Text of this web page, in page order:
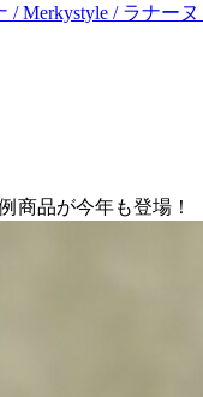
/ Merkystyle / ラナー
商品が今年も登場！